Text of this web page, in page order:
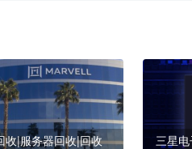
收|服务器回收|回收 三星